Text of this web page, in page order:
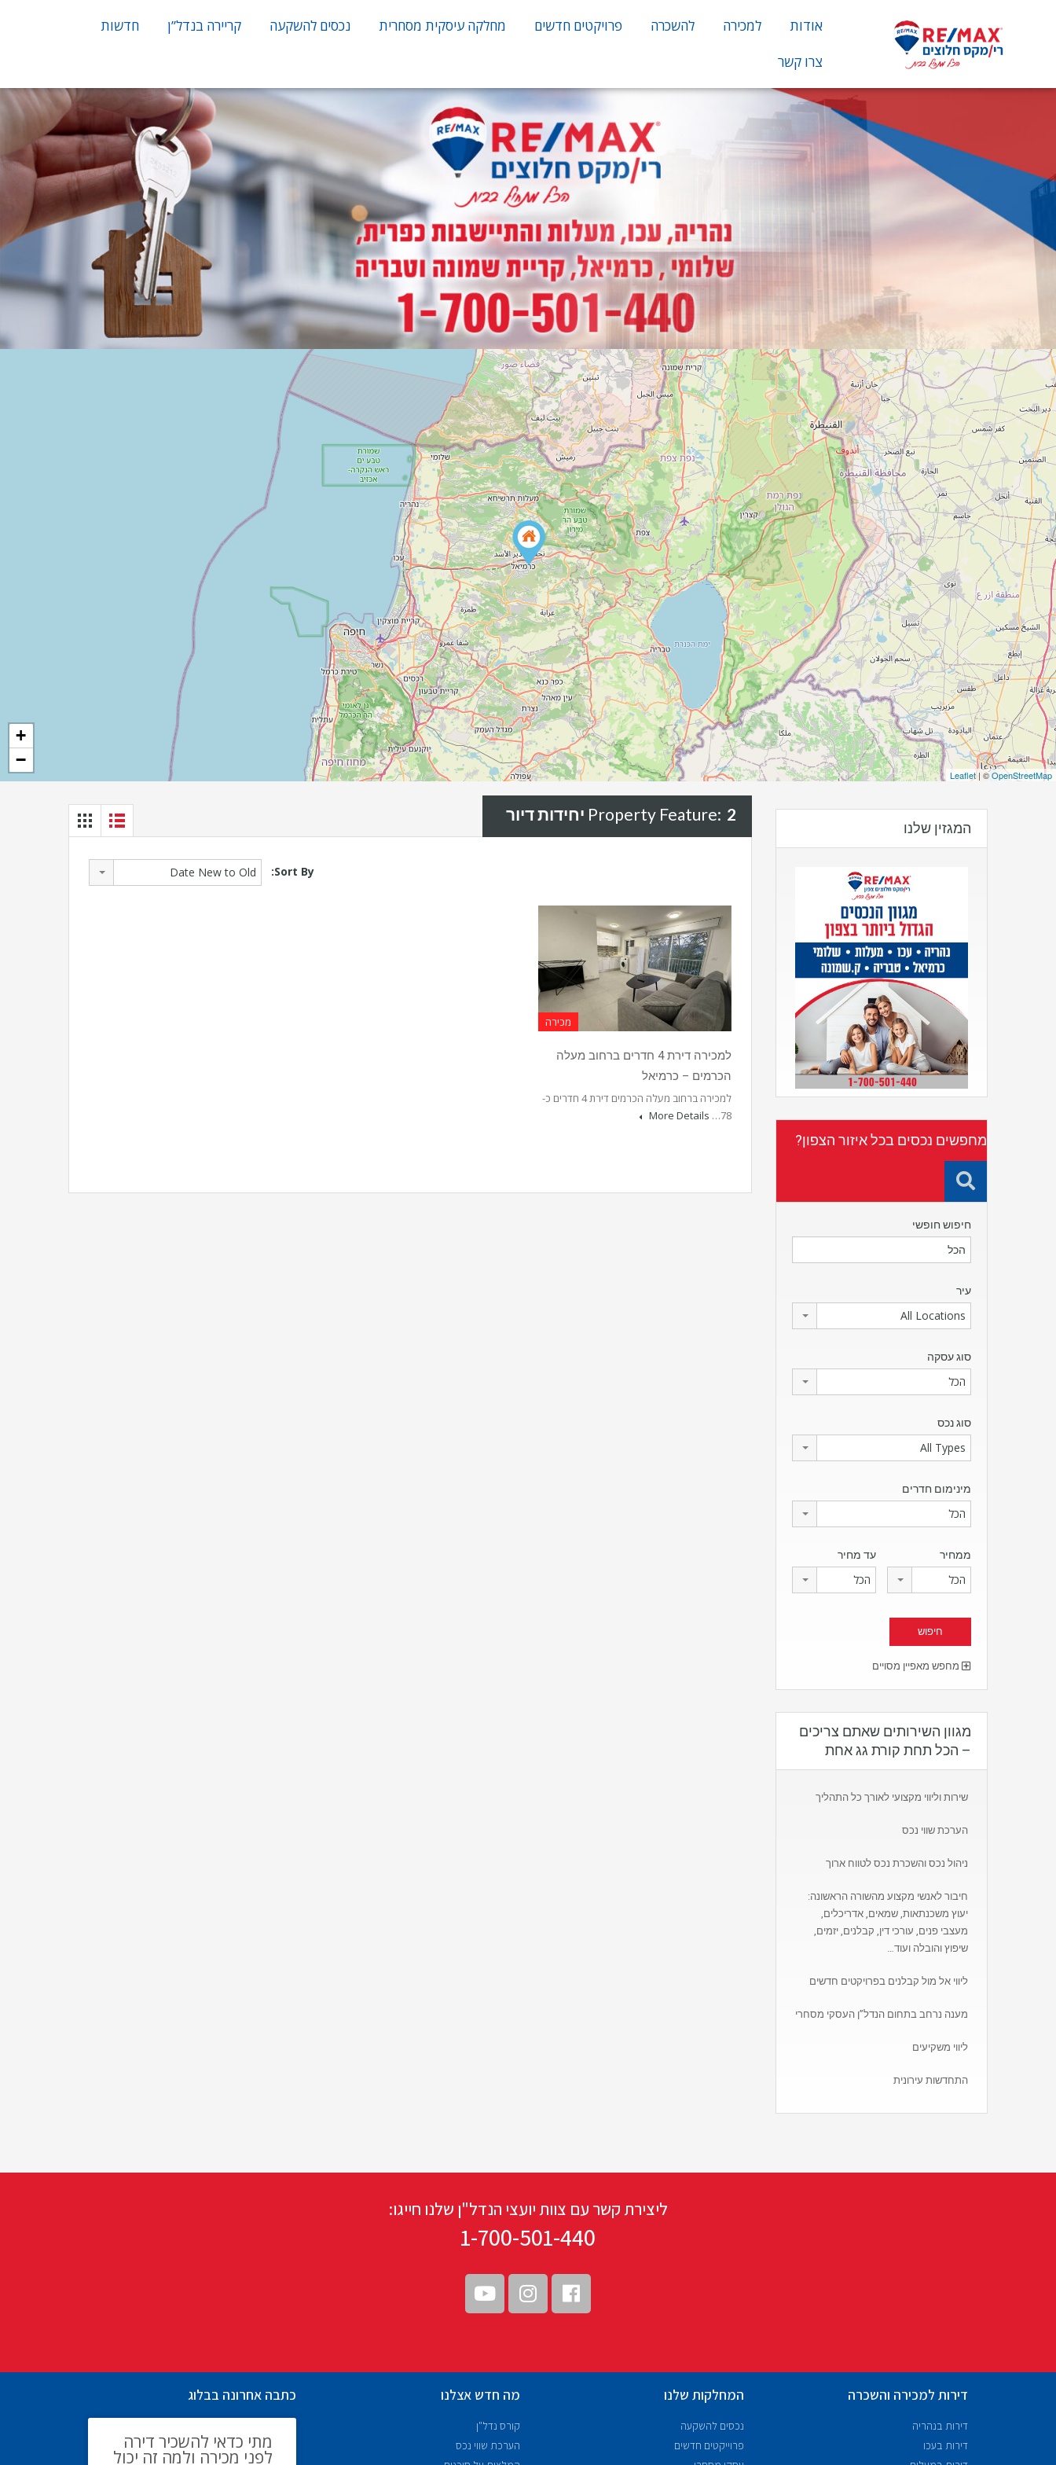
אודות למכירה להשכרה פרויקטים חדשים מחלקה עיסקית מסחרית נכסים להשקעה קריירה בנדל”ן
חדשות
צרו קשר
+
−
Leaflet| ©OpenStreetMap
Property Feature: 2 יחידות דיור
Sort By:
Date New to Old
מכירה
למכירה דירת 4 חדרים ברחוב מעלה
הכרמים – כרמיאל
למכירה ברחוב מעלה הכרמים דירת 4 חדרים כ-
78…
More Details
המגזין שלנו
מחפשים נכסים בכל איזור הצפון?
חיפוש חופשי
עיר
All Locations
סוג עסקה
הכל
סוג נכס
All Types
מינימום חדרים
הכל
ממחיר
הכל
עד מחיר
הכל
מחפש מאפיין מסויים
מגוון השירותים שאתם צריכים
– הכל תחת קורת גג אחת
שירות וליווי מקצועי לאורך כל התהליך
הערכת שווי נכס
ניהול נכס והשכרת נכס לטווח ארוך
חיבור לאנשי מקצוע מהשורה הראשונה:
יעוץ משכנתאות, שמאים, אדריכלים,
מעצבי פנים, עורכי דין, קבלנים, יזמים,
שיפוץ והובלה ועוד…
ליווי אל מול קבלנים בפרויקטים חדשים
מענה נרחב בתחום הנדל”ן העסקי מסחרי
ליווי משקיעים
התחדשות עירונית
ליצירת קשר עם צוות יועצי הנדל"ן שלנו חייגו:
1-700-501-440
1-700-501-440
דירות למכירה והשכרה
דירות בנהריה
דירות בעכו
המחלקות שלנו
נכסים להשקעה
פרוייקטים חדשים
מה חדש אצלנו
קורס נדל"ן
הערכת שווי נכס
כתבה אחרונה בבלוג
מתי כדאי להשכיר דירה
לפני מכירה ולמה זה יכול